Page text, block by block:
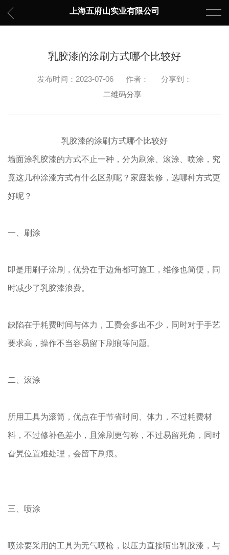
上海五府山实业有限公司
乳胶漆的涂刷方式哪个比较好
发布时间：2023-07-06 作者：
分享到：
二维码分享
乳胶漆的涂刷方式哪个比较好
墙面涂乳胶漆的方式不止一种，分为刷涂、滚涂、喷涂，究
竟这几种涂漆方式有什么区别呢？家庭装修，选哪种方式更
好呢？
一、刷涂
即是用刷子涂刷，优势在于边角都可施工，维修也简便，同
时减少了乳胶漆浪费。
缺陷在于耗费时间与体力，工费会多出不少，同时对于手艺
要求高，操作不当容易留下刷痕等问题。
二、滚涂
所用工具为滚筒，优点在于节省时间、体力，不过耗费材
料，不过修补色差小，且涂刷更匀称，不过易留死角，同时
旮旯位置难处理，会留下刷痕。
三、喷涂
喷涂要采用的工具为无气喷枪，以压力直接喷出乳胶漆，与